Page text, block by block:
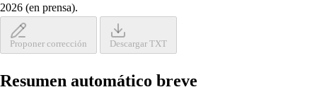
2026 (en prensa).
Proponer corrección Descargar TXT
Resumen automático breve